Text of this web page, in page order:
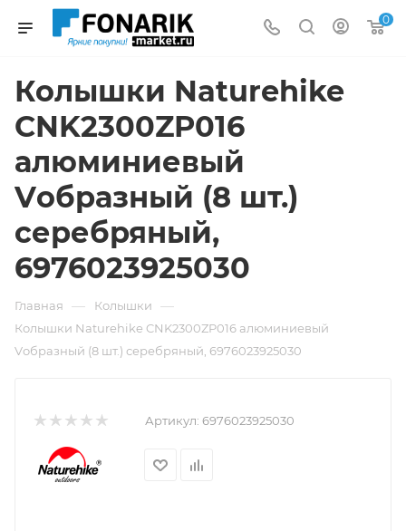
0
Колышки Naturehike
CNK2300ZP016
алюминиевый
Vобразный (8 шт.)
серебряный,
6976023925030
Главная — Колышки —
Колышки Naturehike CNK2300ZP016 алюминиевый
Vобразный (8 шт.) серебряный, 6976023925030
Артикул: 6976023925030